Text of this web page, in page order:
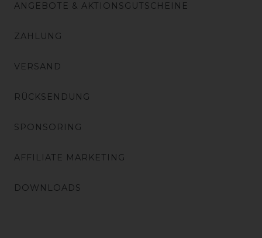
ANGEBOTE & AKTIONSGUTSCHEINE
ZAHLUNG
VERSAND
RÜCKSENDUNG
SPONSORING
AFFILIATE MARKETING
DOWNLOADS